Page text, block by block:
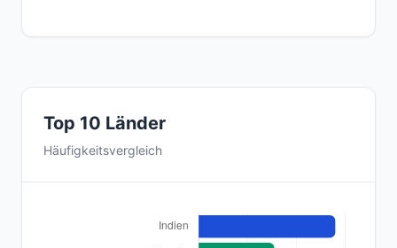
Top 10 Länder
Häufigkeitsvergleich